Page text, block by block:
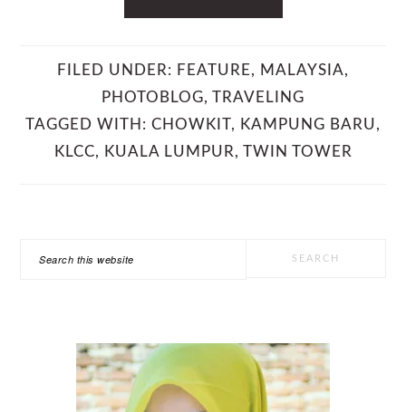
FILED UNDER: FEATURE, MALAYSIA,
PHOTOBLOG, TRAVELING
TAGGED WITH: CHOWKIT, KAMPUNG BARU,
KLCC, KUALA LUMPUR, TWIN TOWER
Search